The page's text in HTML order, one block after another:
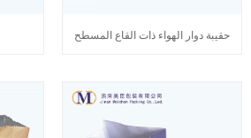
حقيبة دوار الهواء ذات القاع المسطح